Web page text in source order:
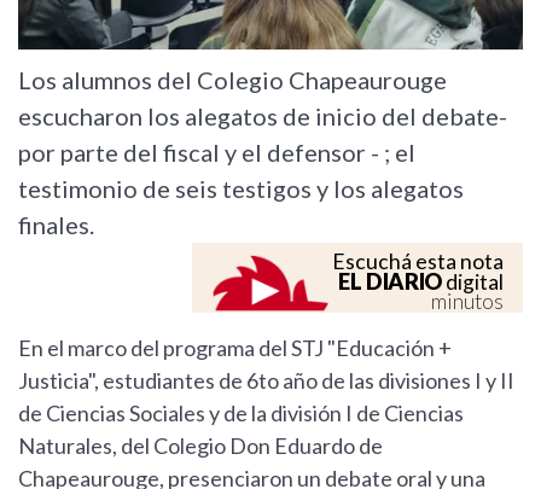
Los alumnos del Colegio Chapeaurouge
escucharon los alegatos de inicio del debate-
por parte del fiscal y el defensor - ; el
testimonio de seis testigos y los alegatos
finales.
Escuchá esta nota
EL DIARIOdigital
minutos
En el marco del programa del STJ "Educación +
Justicia", estudiantes de 6to año de las divisiones I y II
de Ciencias Sociales y de la división I de Ciencias
Naturales, del Colegio Don Eduardo de
Chapeaurouge, presenciaron un debate oral y una